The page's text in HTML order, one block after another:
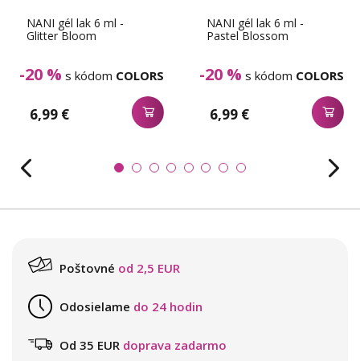
NANI gél lak 6 ml -
Glitter Bloom
-20 % s kódom COLORS
6,99 €
NANI gél lak 6 ml -
Pastel Blossom
-20 % s kódom COLORS
6,99 €
Poštovné od 2,5 EUR
Odosielame do 24 hodin
Od 35 EUR doprava zadarmo